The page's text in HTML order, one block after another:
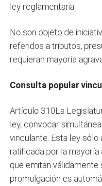
ley reglamentaria.
No son objeto de
referidos a tributos,
requieran mayoría
Consulta popular
Artículo 310La
ley, convocar
vinculante. Esta ley sólo
ratificada por la
que emitan
promulgación es